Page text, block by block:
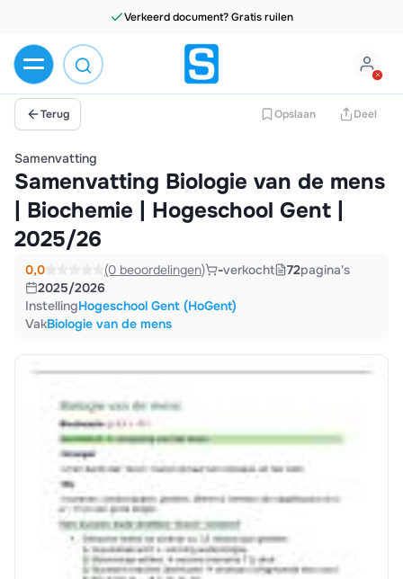
Verkeerd document? Gratis ruilen
Terug Opslaan Deel
Samenvatting
Samenvatting Biologie van de mens
| Biochemie | Hogeschool Gent |
2025/26
0,0 (0 beoordelingen) -verkocht 72pagina's
2025/2026
InstellingHogeschool Gent (HoGent)
VakBiologie van de mens